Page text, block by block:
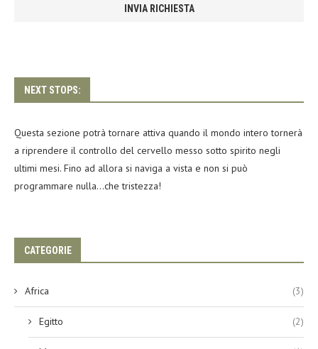
NEXT STOPS:
Questa sezione potrà tornare attiva quando il mondo intero tornerà
a riprendere il controllo del cervello messo sotto spirito negli
ultimi mesi. Fino ad allora si naviga a vista e non si può
programmare nulla…che tristezza!
CATEGORIE
Africa (3)
Egitto (2)